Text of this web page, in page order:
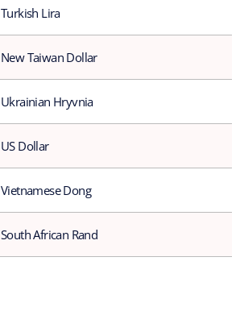
Turkish Lira
New Taiwan Dollar
Ukrainian Hryvnia
US Dollar
Vietnamese Dong
South African Rand